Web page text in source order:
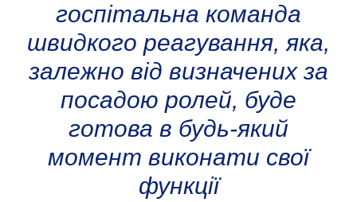
госпітальна команда
швидкого реагування, яка,
залежно від визначених за
посадою ролей, буде
готова в будь-який
момент виконати свої
функції